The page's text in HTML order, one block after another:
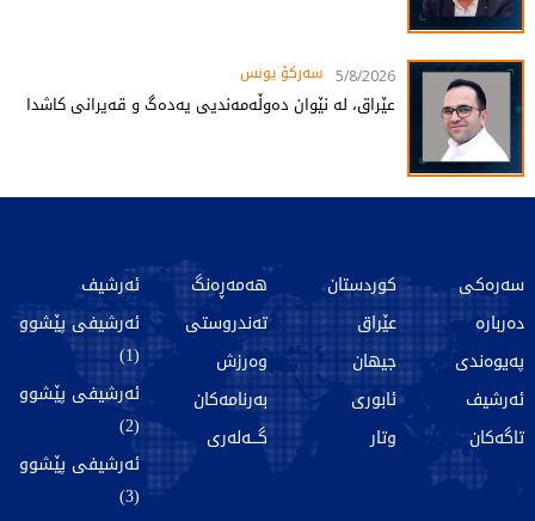
5/8/2026 سەرکۆ یونس
عێراق، لە نێوان دەوڵەمەندیی یەدەگ و قەیرانی کاشدا
سەرەکی
دەربارە
پەیوەندی
ئەرشیف
تاگەکان
کوردستان
عێراق
جیهان
ئابوری
وتار
هەمەڕەنگ
تەندروستی
وەرزش
بەرنامەکان
گـــەلەری
ئەرشیف
ئەرشیفی پێشوو
(1)
ئەرشیفی پێشوو
(2)
ئەرشیفی پێشوو
(3)